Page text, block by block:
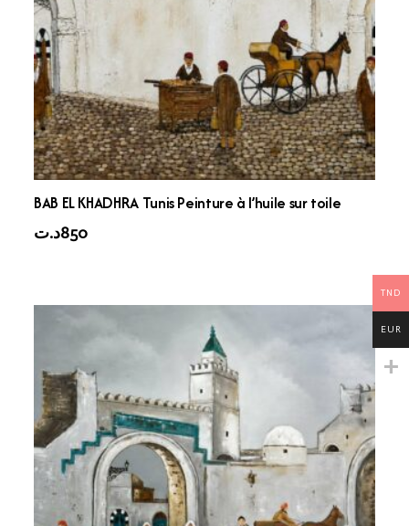
BAB EL KHADHRA Tunis Peinture à l’huile sur toile
850د.ت
TND
EUR